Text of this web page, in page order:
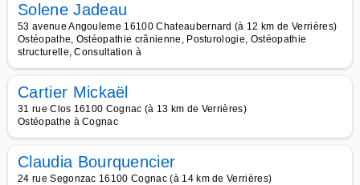
Solene Jadeau
53 avenue Angouleme 16100 Chateaubernard (à 12 km de Verrières)
Ostéopathe, Ostéopathie crânienne, Posturologie, Ostéopathie
structurelle, Consultation à
Cartier Mickaël
31 rue Clos 16100 Cognac (à 13 km de Verrières)
Ostéopathe à Cognac
Claudia Bourquencier
24 rue Segonzac 16100 Cognac (à 14 km de Verrières)